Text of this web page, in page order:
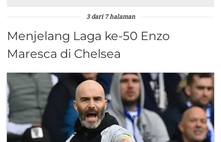
3 dari 7 halaman
Menjelang Laga ke-50 Enzo
Maresca di Chelsea